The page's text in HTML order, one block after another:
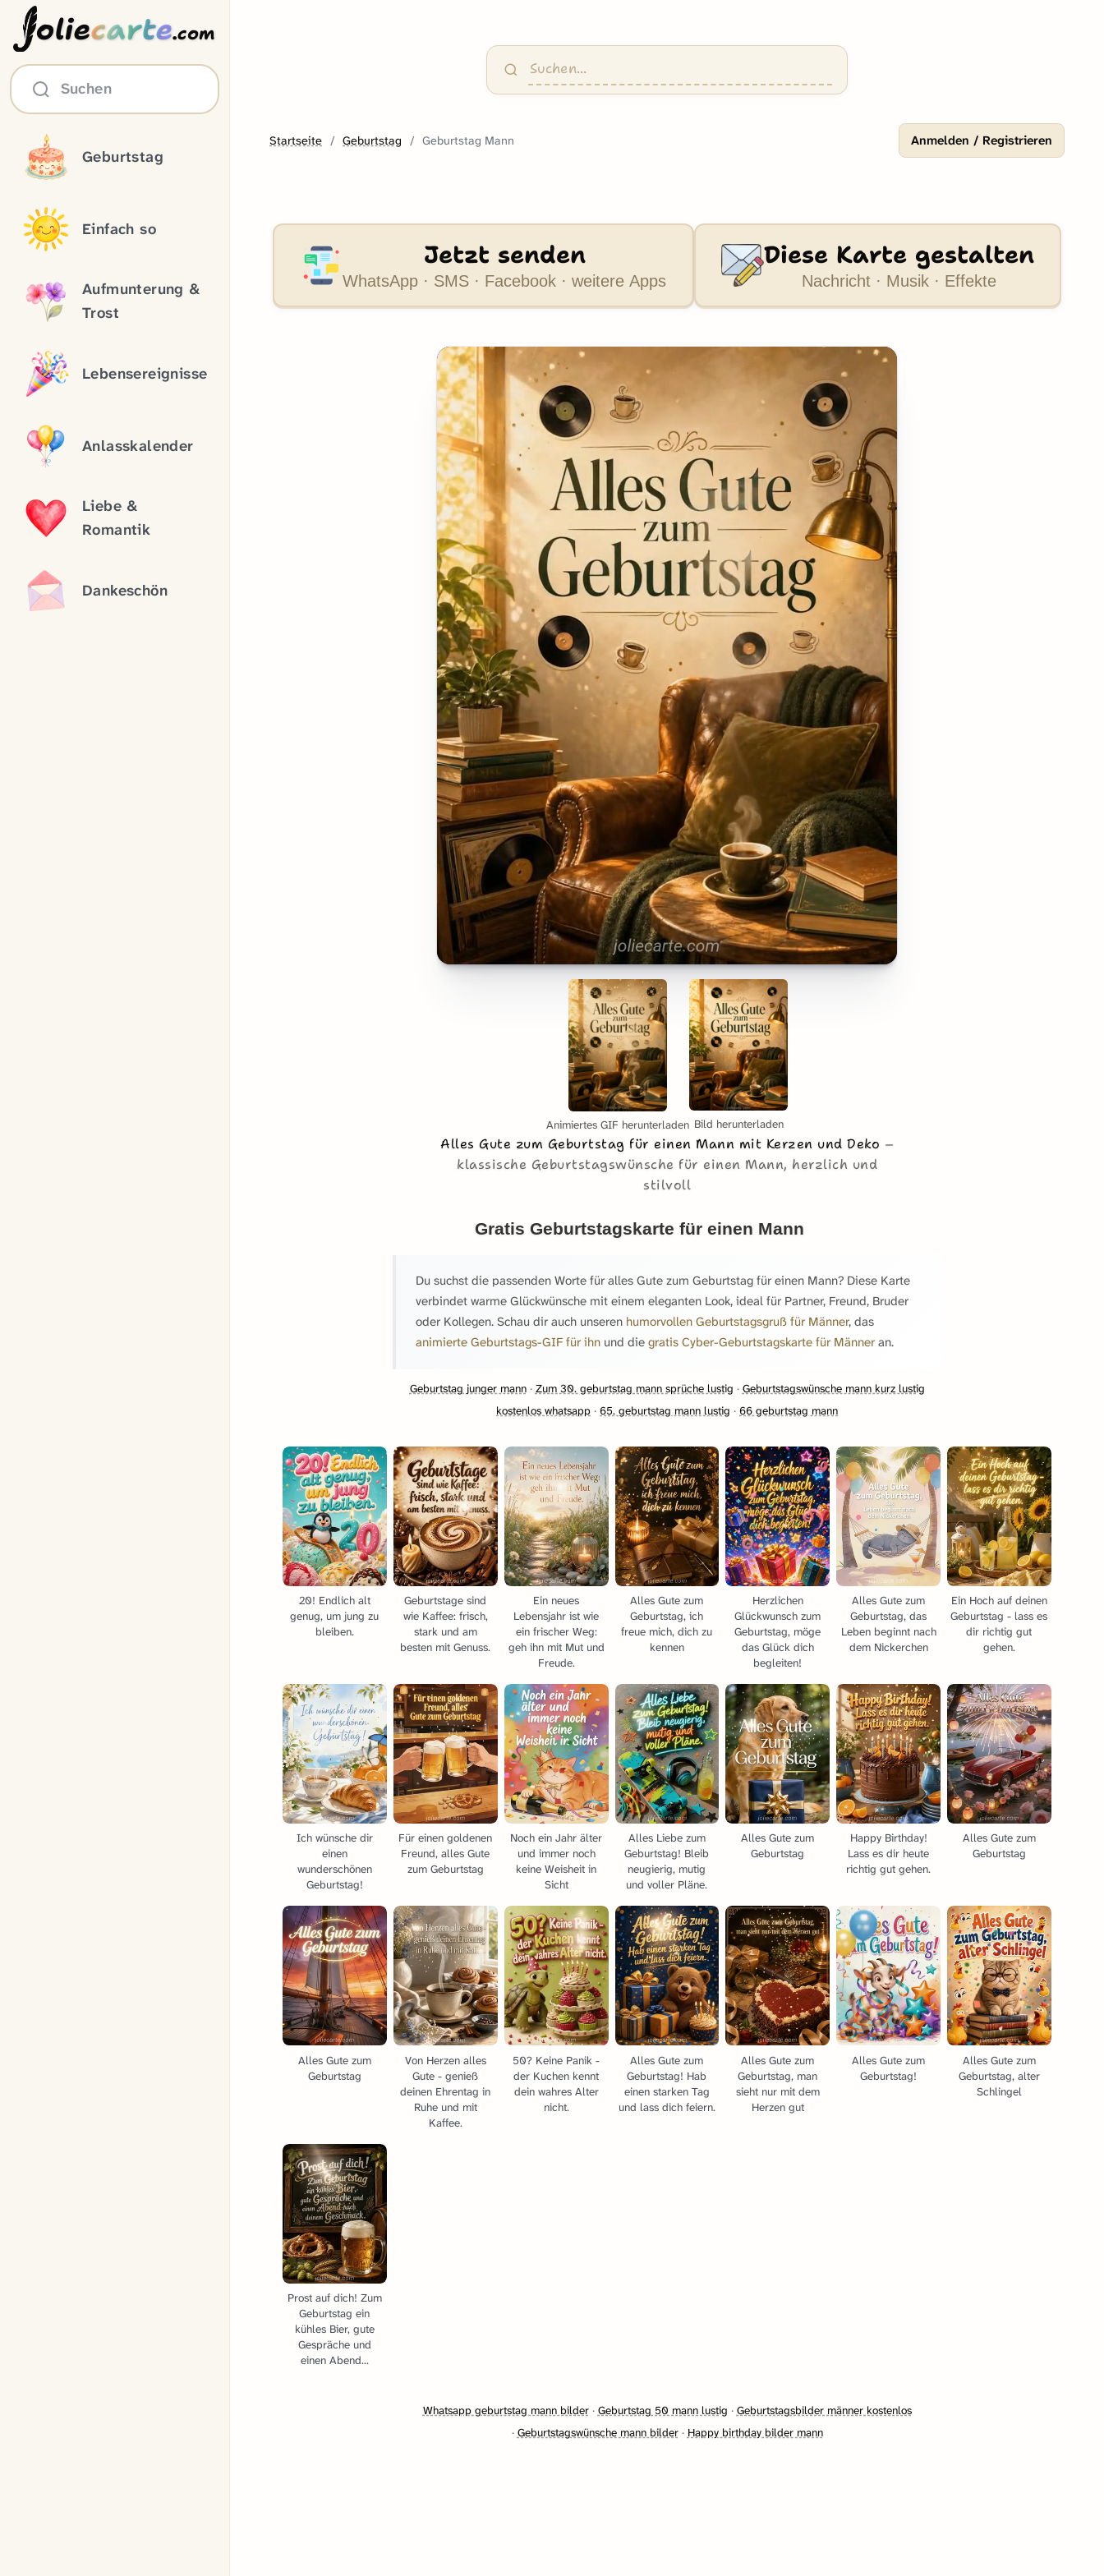
oliecarte.com
Suchen
Geburtstag
Einfach so
Aufmunterung &
Trost
Lebensereignisse
Anlasskalender
Liebe &
Romantik
Dankeschön
Startseite Geburtstag Geburtstag Mann Anmelden / Registrieren
Jetzt senden
WhatsApp · SMS · Facebook · weitere Apps
Diese Karte gestalten
Nachricht · Musik · Effekte
Animiertes GIF herunterladen Bild herunterladen
Alles Gute zum Geburtstag für einen Mann mit Kerzen und Deko
klassische Geburtstagswünsche für einen Mann, herzlich und
stilvoll
Gratis Geburtstagskarte für einen Mann
Du suchst die passenden Worte für alles Gute zum Geburtstag für einen Mann? Diese Karte
verbindet warme Glückwünsche mit einem eleganten Look, ideal für Partner, Freund, Bruder
oder Kollegen. Schau dir auch unseren humorvollen Geburtstagsgruß für Männer, das
animierte Geburtstags-GIF für ihn und die gratis Cyber-Geburtstagskarte für Männer an.
Geburtstag junger mann· Zum 30. geburtstag mann sprüche lustig · Geburtstagswünsche mann kurz lustig
kostenlos whatsapp · 65. geburtstag mann lustig · 66 geburtstag mann
20! Endlich alt
genug, um jung zu
bleiben.
Geburtstage sind
wie Kaffee: frisch,
stark und am
besten mit Genuss.
Ein neues
Lebensjahr ist wie
ein frischer Weg:
geh ihn mit Mut und
Freude.
Alles Gute zum
Geburtstag, ich
freue mich, dich zu
kennen
Herzlichen
Glückwunsch zum
Geburtstag, möge
das Glück dich
begleiten!
Alles Gute zum
Geburtstag, das
Leben beginnt nach
dem Nickerchen
Ein Hoch auf deinen
Geburtstag - lass es
dir richtig gut
gehen.
Ich wünsche dir
einen
wunderschönen
Geburtstag!
Für einen goldenen
Freund, alles Gute
zum Geburtstag
Noch ein Jahr älter
und immer noch
keine Weisheit in
Sicht
Alles Liebe zum
Geburtstag! Bleib
neugierig, mutig
und voller Pläne.
Alles Gute zum
Geburtstag
Happy Birthday!
Lass es dir heute
richtig gut gehen.
Alles Gute zum
Geburtstag
Alles Gute zum
Geburtstag
Von Herzen alles
Gute - genieß
deinen Ehrentag in
Ruhe und mit
Kaffee.
50? Keine Panik -
der Kuchen kennt
dein wahres Alter
nicht.
Alles Gute zum
Geburtstag! Hab
einen starken Tag
und lass dich feiern.
Alles Gute zum
Geburtstag, man
sieht nur mit dem
Herzen gut
Alles Gute zum
Geburtstag!
Alles Gute zum
Geburtstag, alter
Schlingel
Prost auf dich! Zum
Geburtstag ein
kühles Bier, gute
Gespräche und
einen Abend...
Whatsapp geburtstag mann bilder· Geburtstag 50 mann lustig · Geburtstagsbilder männer kostenlos
· Geburtstagswünsche mann bilder· Happy birthday bilder mann